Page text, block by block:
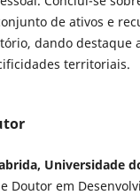
de ativos e
dando destaque
territoriais.
Universidade
Doutor em